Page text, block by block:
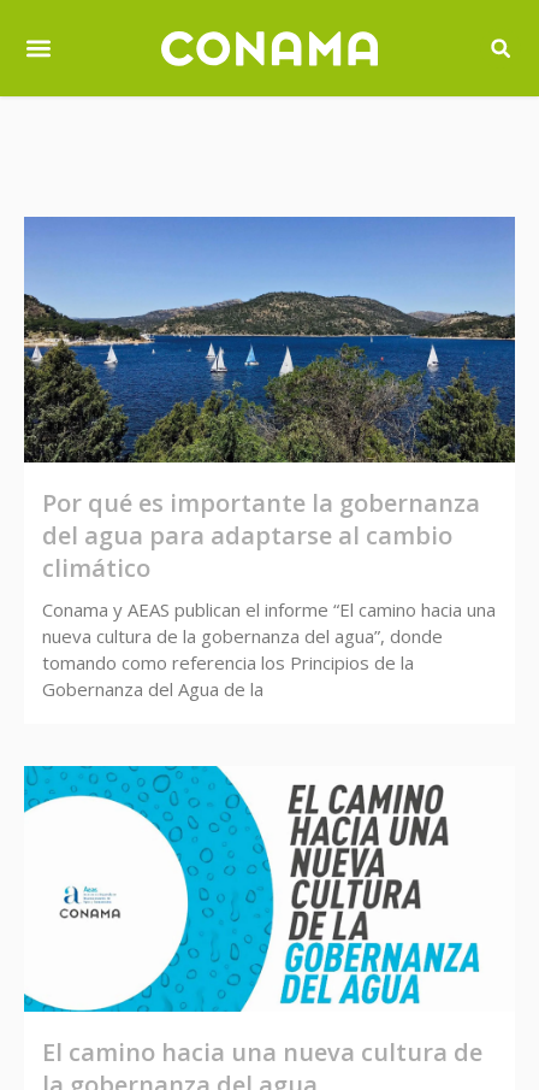
Por qué es importante la gobernanza
del agua para adaptarse al cambio
climático
Conama y AEAS publican el informe “El camino hacia una
nueva cultura de la gobernanza del agua”, donde
tomando como referencia los Principios de la
Gobernanza del Agua de la
El camino hacia una nueva cultura de